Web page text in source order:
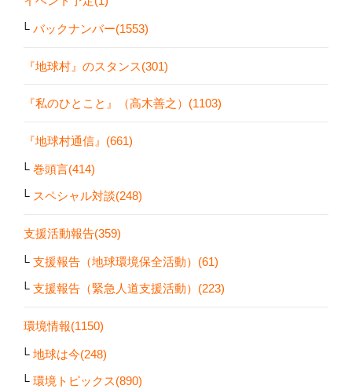
バックナンバー(1553)
『地球村』のスタンス(301)
『私のひとこと』（高木善之）(1103)
『地球村通信』(661)
巻頭言(414)
スペシャル対談(248)
支援活動報告(359)
支援報告（地球環境保全活動）(61)
支援報告（緊急人道支援活動）(223)
環境情報(1150)
地球は今(248)
環境トピックス(890)